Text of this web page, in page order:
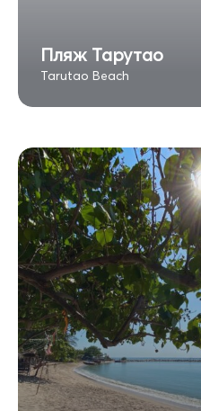
Пляж Тарутао
Tarutao Beach